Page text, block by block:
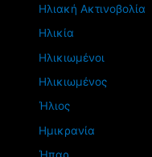
Ηλιακή Ακτινοβολία
Ηλικία
Ηλικιωμένοι
Ηλικιωμένος
Ήλιος
Ημικρανία